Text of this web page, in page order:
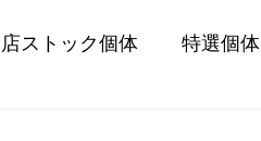
ストック個体 特選個体